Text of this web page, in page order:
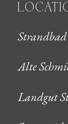
Strandbad
Alte
Landgut